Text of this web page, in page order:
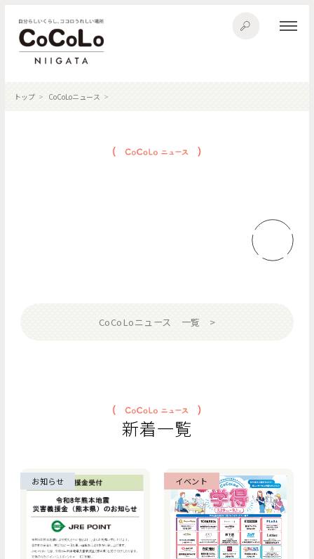
トップ CoCoLoニュース
CoCoLoニュース 一覧
新着一覧
お知らせ イベント